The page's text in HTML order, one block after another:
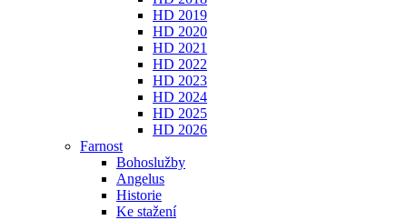
HD 2019
HD 2020
HD 2021
HD 2022
HD 2023
HD 2024
HD 2025
HD 2026
Farnost
Bohoslužby
Angelus
Historie
Ke stažení